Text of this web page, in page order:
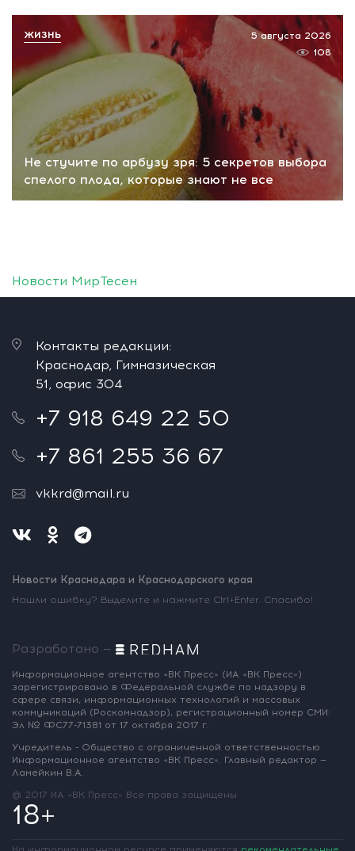
Не стучите по арбузу зря: 5 секретов выбора
спелого плода, которые знают не все
5 августа 2026
108
ЖИЗНЬ
Новости МирТесен
Контакты редакции:
Краснодар, Гимназическая
51, офис 304
+7 918 649 22 50
+7 861 255 36 67
vkkrd@mail.ru
Новости Краснодара и Краснодарского края
Нашли ошибку? Выделите и нажмите Ctrl+Enter. Спасибо!
Разработано —
Информационное агентство «ВК Пресс» (ИА «ВК Пресс»)
зарегистрировано в Федеральной службе по надзору в
сфере связи, информационных технологий и массовых
коммуникаций (Роскомнадзор), регистрационный номер СМИ:
Эл № ФС77-71381 от 17 октября 2017 г.
Учредитель - Общество с ограниченной ответственностью
Информационное агентство «ВК Пресс». Главный редактор —
Ламейкин В.А.
@ 2017 ИА «ВК Пресс» Все права защищены
18+